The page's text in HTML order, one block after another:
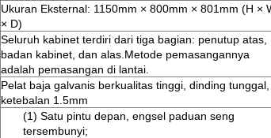
Ukuran Eksternal: 1150mm × 800mm × 801mm (H ×
× D)
Seluruh kabinet terdiri dari tiga bagian: penutup atas,
badan kabinet, dan alas.Metode pemasangannya
adalah pemasangan di lantai.
Pelat baja galvanis berkualitas tinggi, dinding tunggal,
ketebalan 1.5mm
(1) Satu pintu depan, engsel paduan seng
tersembunyi;